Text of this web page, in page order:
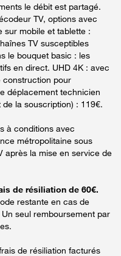
le débit est partagé.
TV, options avec
sur mobile et tablette :
TV susceptibles
le bouquet basic : les
en direct. UHD 4K : avec
construction pour
déplacement technicien
la souscription) : 119€.
à conditions avec
métropolitaine sous
après la mise en service de
de résiliation de 60€.
restante en cas de
seul remboursement par
de résiliation facturés